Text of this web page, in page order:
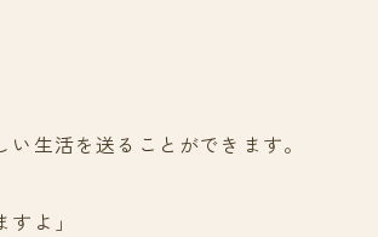
生活を送ることができます。
よ」